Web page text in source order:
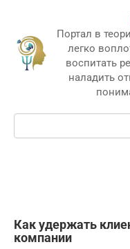
контенту
Портал в
легко
воспитать
наладить
Поиск:
Как удержать
компании